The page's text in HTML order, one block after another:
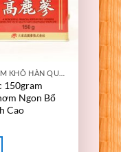
150gram
Ngon Bổ
Cao